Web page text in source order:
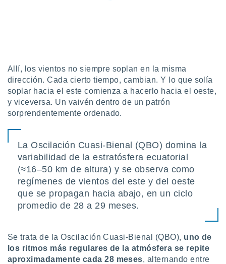
cookies
aceptar
sitio
el sitio
se
para
Allí, los vientos no siempre soplan en la misma
dirección. Cada cierto tiempo, cambian. Y lo que solía
soplar hacia el este comienza a hacerlo hacia el oeste,
y viceversa. Un vaivén dentro de un patrón
sorprendentemente ordenado.
La Oscilación Cuasi-Bienal (QBO) domina la
variabilidad de la estratósfera ecuatorial
(≈16–50 km de altura) y se observa como
regímenes de vientos del este y del oeste
que se propagan hacia abajo, en un ciclo
promedio de 28 a 29 meses.
Se trata de la Oscilación Cuasi-Bienal (QBO), uno de
los ritmos más regulares de la atmósfera se repite
aproximadamente cada 28 meses, alternando entre